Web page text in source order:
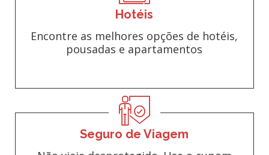
Hotéis
Encontre as melhores opções de hotéis,
pousadas e apartamentos
Seguro de Viagem